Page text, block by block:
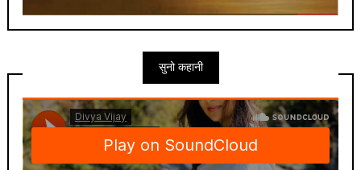
सुनो कहानी